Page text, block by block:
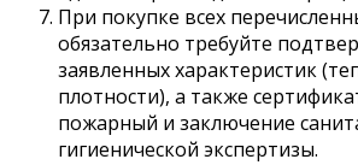
При покупке всех
обязательно требуйте
заявленных характеристик
плотности), а также
пожарный и заключение
гигиенической экспертизы.